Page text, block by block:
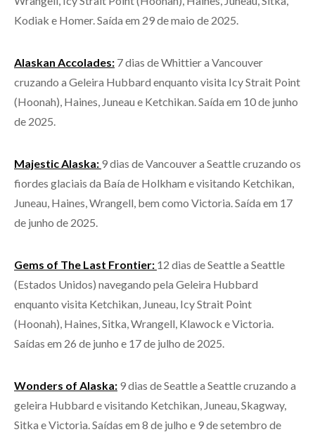
Kodiak e Homer. Saída em 29 de maio de 2025.
Alaskan Accolades: 7 dias de Whittier a Vancouver
cruzando a Geleira Hubbard enquanto visita Icy Strait Point
(Hoonah), Haines, Juneau e Ketchikan. Saída em 10 de junho
de 2025.
Majestic Alaska: 9 dias de Vancouver a Seattle cruzando os
fiordes glaciais da Baía de Holkham e visitando Ketchikan,
Juneau, Haines, Wrangell, bem como Victoria. Saída em 17
de junho de 2025.
Gems of The Last Frontier: 12 dias de Seattle a Seattle
(Estados Unidos) navegando pela Geleira Hubbard
enquanto visita Ketchikan, Juneau, Icy Strait Point
(Hoonah), Haines, Sitka, Wrangell, Klawock e Victoria.
Saídas em 26 de junho e 17 de julho de 2025.
Wonders of Alaska: 9 dias de Seattle a Seattle cruzando a
geleira Hubbard e visitando Ketchikan, Juneau, Skagway,
Sitka e Victoria. Saídas em 8 de julho e 9 de setembro de